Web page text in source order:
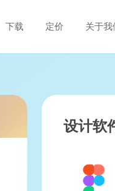
下载 定价 关于我
设计软